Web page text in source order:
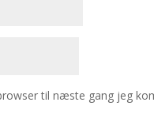
til næste gang jeg